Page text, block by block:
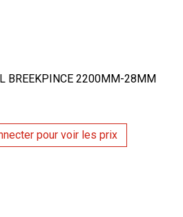
BREEKPINCE 2200MM-28MM
pour voir les prix